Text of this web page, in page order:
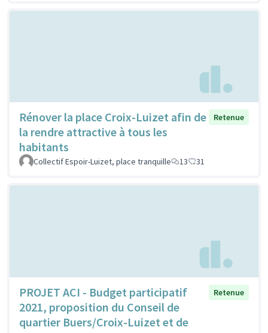
Rénover la place Croix-Luizet afin de
la rendre attractive à tous les
habitants
Retenue
Collectif Espoir-Luizet, place tranquille 13 31
PROJET ACI - Budget participatif
2021, proposition du Conseil de
quartier Buers/Croix-Luizet et de
Retenue